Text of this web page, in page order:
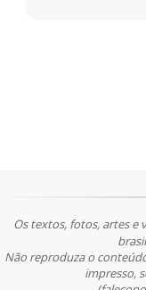
Os textos, fotos, artes e
Não reproduza o
impresso,